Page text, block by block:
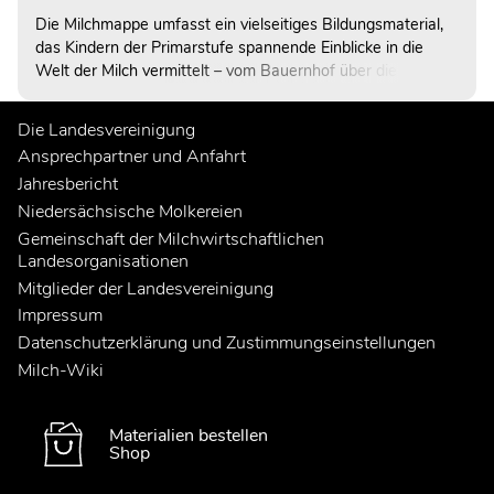
Die Milchmappe umfasst ein vielseitiges Bildungsmaterial,
das Kindern der Primarstufe spannende Einblicke in die
Welt der Milch vermittelt – vom Bauernhof über die
Die Landesvereinigung
Ansprechpartner und Anfahrt
Jahresbericht
Niedersächsische Molkereien
Gemeinschaft der Milchwirtschaftlichen
Landesorganisationen
Mitglieder der Landesvereinigung
Impressum
Datenschutzerklärung und Zustimmungseinstellungen
Milch-Wiki
Materialien bestellen
Shop